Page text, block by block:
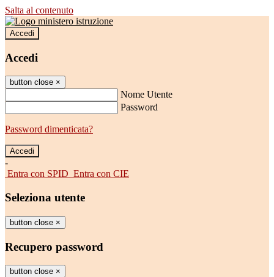
Salta al contenuto
Accedi
Accedi
button close ×
Nome Utente
Password
Password dimenticata?
-
Entra con SPID Entra con CIE
Seleziona utente
button close ×
Recupero password
button close ×